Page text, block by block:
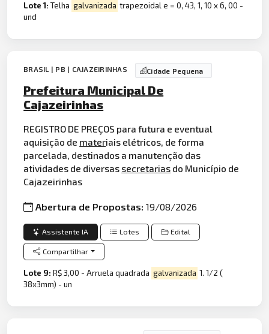
Lote 1:Telha galvanizada trapezoidal e = 0, 43, 1, 10 x 6, 00 -
und
BRASIL | PB | CAJAZEIRINHAS Cidade Pequena
Prefeitura Municipal De
Cajazeirinhas
REGISTRO DE PREÇOS para futura e eventual
aquisição de materiais elétricos, de forma
parcelada, destinados a manutenção das
atividades de diversas secretarias do Município de
Cajazeirinhas
Abertura de Propostas:19/08/2026
Assistente IA Lotes Edital
Compartilhar
Lote 9:R$ 3,00 - Arruela quadrada galvanizada 1. 1/2 (
38x3mm) - un